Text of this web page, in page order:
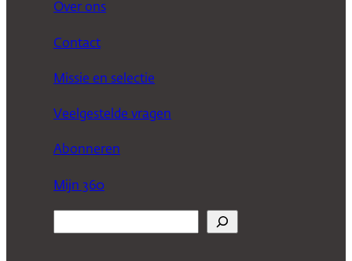
Over ons
Contact
Missie en selectie
Veelgestelde vragen
Abonneren
Mijn 360